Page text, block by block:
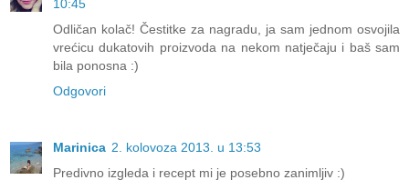
10:45
Odličan kolač! Čestitke za nagradu, ja sam jednom osvojila
vrećicu dukatovih proizvoda na nekom natječaju i baš sam
bila ponosna :)
Odgovori
Marinica 2. kolovoza 2013. u 13:53
Predivno izgleda i recept mi je posebno zanimljiv :)